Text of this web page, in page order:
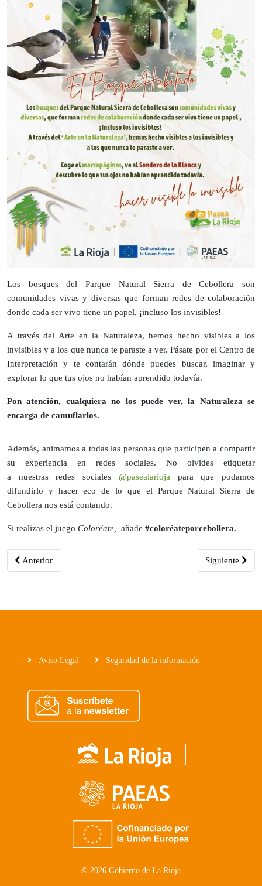
Los bosques del Parque Natural Sierra de Cebollera son
comunidades vivas y diversas que forman redes de colaboración
donde cada ser vivo tiene un papel, ¡incluso los invisibles!
A través del Arte en la Naturaleza, hemos hecho visibles a los
invisibles y a los que nunca te paraste a ver. Pásate por el Centro de
Interpretación y te contarán dónde puedes buscar, imaginar y
explorar lo que tus ojos no habían aprendido todavía.
Pon atención, cualquiera no los puede ver, la Naturaleza se
encarga de camuflarlos.
Además, animamos a todas las personas que participen a compartir
su experiencia en redes sociales. No olvides etiquetar
a nuestras redes sociales @pasealarioja para que podamos
difundirlo y hacer eco de lo que el Parque Natural Sierra de
Cebollera nos está contando.
Si realizas el juego Coloréate, añade #coloréateporcebollera.
Artículo anterior: El Gobierno impulsa la movilidad sostenible en
Anterior Artículo
Siguiente
Aviso Legal Seguridad de la información
© 2026 Gobierno de La Rioja